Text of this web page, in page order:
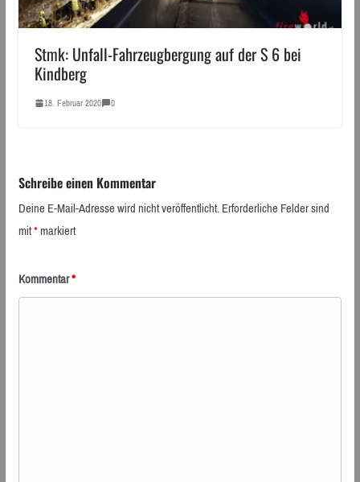
Stmk: Unfall-Fahrzeugbergung auf der S 6 bei
Kindberg
18. Februar 2020 0
Schreibe einen Kommentar
Deine E-Mail-Adresse wird nicht veröffentlicht.Erforderliche Felder sind
mit*markiert
Kommentar*